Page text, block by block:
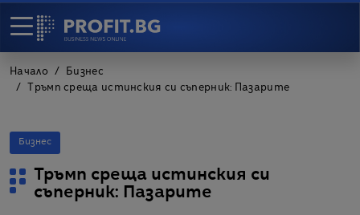
Начало
Бизнес
Тръмп среща истинския си съперник: Пазарите
Бизнес
Тръмп среща истинския си
съперник: Пазарите